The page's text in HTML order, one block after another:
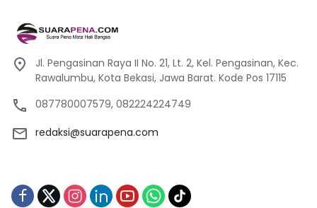
Jl. Pengasinan Raya II No. 21, Lt. 2, Kel. Pengasinan, Kec.
Rawalumbu, Kota Bekasi, Jawa Barat. Kode Pos 17115
087780007579, 082224224749
redaksi@suarapena.com